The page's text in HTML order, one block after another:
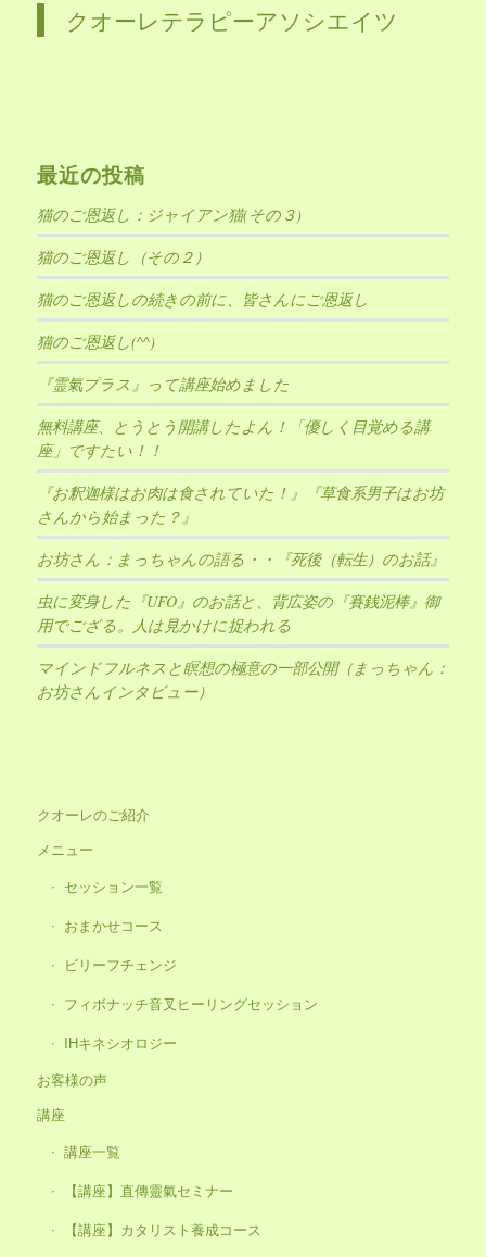
クオーレテラピーアソシエイツ
最近の投稿
猫のご恩返し：ジャイアン猫(その３)
猫のご恩返し（その２）
猫のご恩返しの続きの前に、皆さんにご恩返し
猫のご恩返し(^^)
『霊氣プラス』って講座始めました
無料講座、とうとう開講したよん！「優しく目覚める講
座」ですたい！！
『お釈迦様はお肉は食されていた！』『草食系男子はお坊
さんから始まった？』
お坊さん：まっちゃんの語る・・『死後（転生）のお話』
虫に変身した『UFO』のお話と、背広姿の『賽銭泥棒』御
用でござる。人は見かけに捉われる
マインドフルネスと瞑想の極意の一部公開（まっちゃん：
お坊さんインタビュー）
クオーレのご紹介
メニュー
セッション一覧
おまかせコース
ビリーフチェンジ
フィボナッチ音叉ヒーリングセッション
IHキネシオロジー
お客様の声
講座
講座一覧
【講座】直傳靈氣セミナー
【講座】カタリスト養成コース